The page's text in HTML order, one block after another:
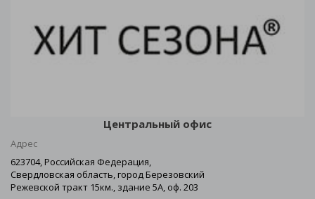
Центральный офис
Адрес
623704, Российская Федерация,
Свердловская область, город Березовский
Режевской тракт 15км., здание 5А, оф. 203